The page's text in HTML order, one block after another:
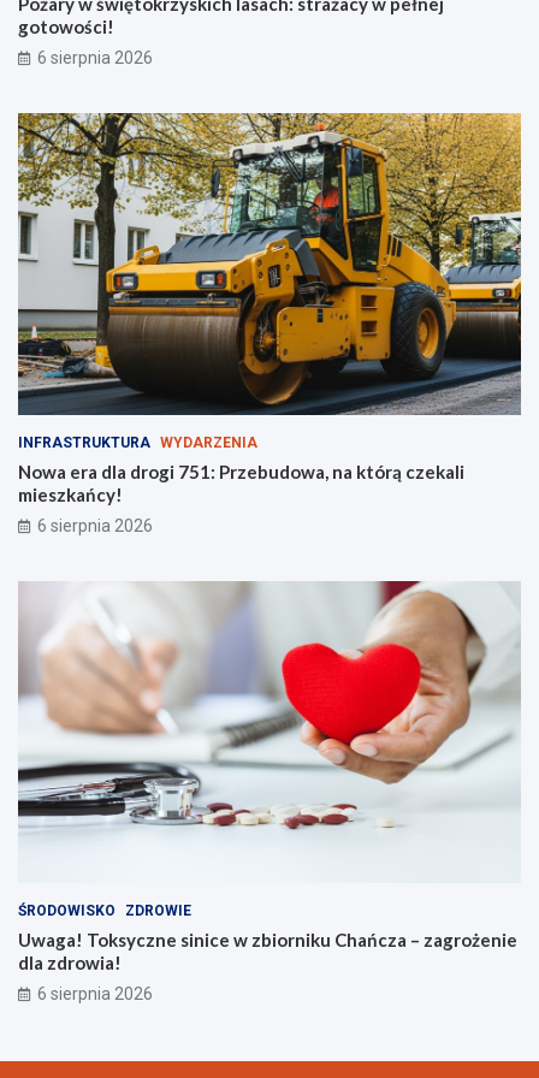
ł
o
d
e
ż
y
j
g
o
w
o
ś
c
i
gotowości!
6 sierpnia 2026
INFRASTRUKTURA WYDARZENIA
Nowa era dla drogi 751: Przebudowa, na którą czekali
mieszkańcy!
6 sierpnia 2026
ŚRODOWISKO ZDROWIE
Uwaga! Toksyczne sinice w zbiorniku Chańcza – zagrożenie
dla zdrowia!
6 sierpnia 2026